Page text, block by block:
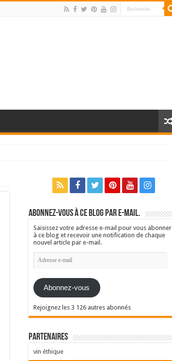
Abonnez-vous à ce blog par e-mail.
Saisissez votre adresse e-mail pour vous abonner
à ce blog et recevoir une notification de chaque
nouvel article par e-mail.
Adresse
e-
Abonnez-vous
Rejoignez les 3 126 autres abonnés
Partenaires
vin éthique